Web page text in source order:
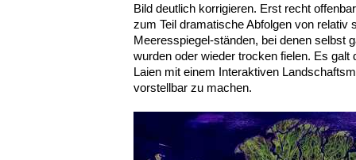
Bild deutlich korrigieren. Erst recht
zum Teil dramatische Abfolgen von relativ
Meeresspiegel-ständen, bei denen selbst
wurden oder wieder trocken fielen. Es
Laien mit einem Interaktiven
vorstellbar zu machen.